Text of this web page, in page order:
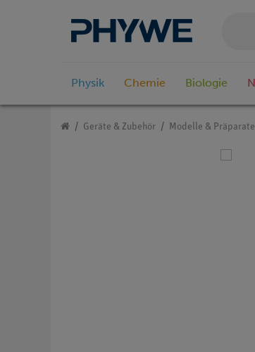
Physik Chemie Biologie
Geräte & Zubehör Modelle & Präparate